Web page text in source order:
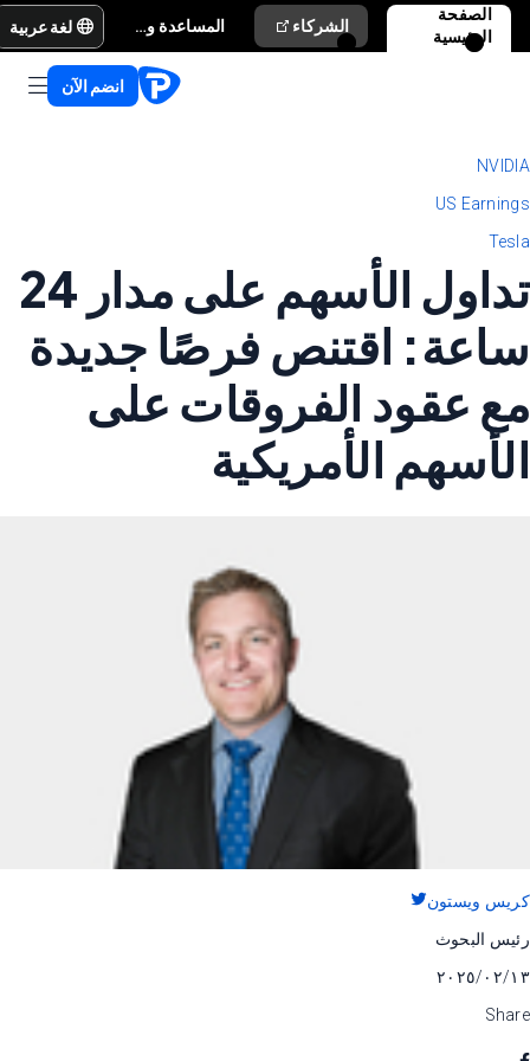
الصفحة
الرئيسية
الشركاء المساعدة والدعم لغة عربية
انضم الآن
NVIDIA
US Earnings
Tesla
تداول الأسهم على مدار 24
ساعة: اقتنص فرصًا جديدة
مع عقود الفروقات على
الأسهم الأمريكية
كريس ويستون
رئيس البحوث
١٣‏/٠٢‏/٢٠٢٥
Share